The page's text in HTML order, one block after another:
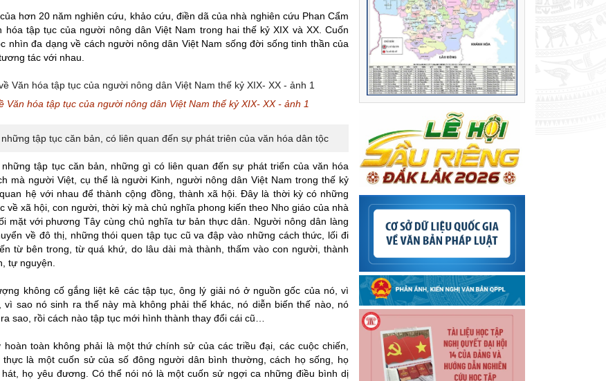
hơn 20 năm nghiên cứu, khảo cứu, điền dã của nhà nghiên cứu Phan Cẩm
hóa tập tục của người nông dân Việt Nam trong hai thế kỷ XIX và XX. Cuốn
nhìn đa dạng về cách người nông dân Việt Nam sống đời sống tinh thần của
tác với nhau.
Văn hóa tập tục của người nông dân Việt Nam thế kỷ XIX- XX - ảnh 1
tập tục căn bản, có liên quan đến sự phát triên của văn hóa dân tộc
tập tục căn bản, những gì có liên quan đến sự phát triển của văn hóa
mà người Việt, cụ thể là người Kinh, người nông dân Việt Nam trong thế kỷ
hệ với nhau để thành cộng đồng, thành xã hội. Đây là thời kỳ có những
về xã hội, con người, thời kỳ mà chủ nghĩa phong kiến theo Nho giáo của nhà
mặt với phương Tây cùng chủ nghĩa tư bản thực dân. Người nông dân làng
về đô thị, những thói quen tập tục cũ va đập vào những cách thức, lối đi
từ bên trong, từ quá khứ, do lâu dài mà thành, thấm vào con người, thành
tự nguyện.
không cố gắng liệt kê các tập tục, ông lý giải nó ở nguồn gốc của nó, vì
vì sao nó sinh ra thế này mà không phải thế khác, nó diễn biến thế nào, nó
sao, rồi cách nào tập tục mới hình thành thay đổi cái cũ…
hoàn toàn không phải là một thứ chính sử của các triều đại, các cuộc chiến,
thực là một cuốn sử của số đông người dân bình thường, cách họ sống, họ
họ yêu đương. Có thể nói nó là một cuốn sử ngợi ca những điều bình dị